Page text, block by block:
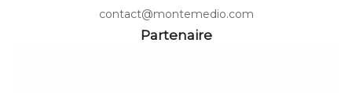
contact@montemedio.com
Partenaire